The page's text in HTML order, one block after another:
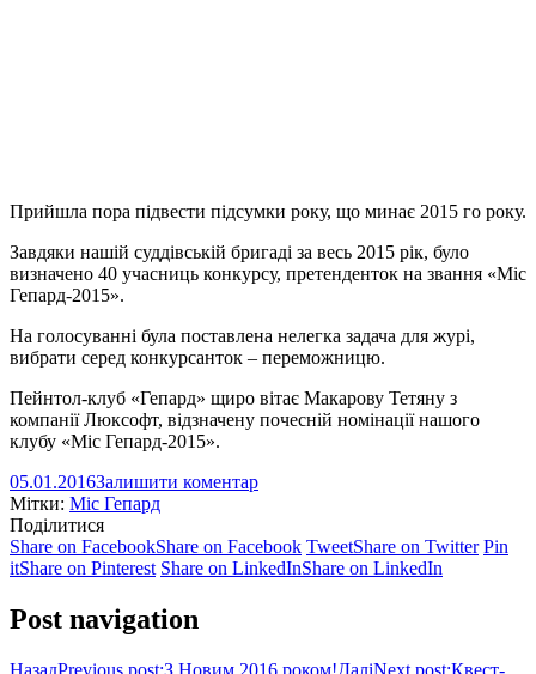
Прийшла пора підвести підсумки року, що минає 2015 го року.
Завдяки нашій суддівській бригаді за весь 2015 рік, було
визначено 40 учасниць конкурсу, претенденток на звання «Міс
Гепард-2015».
На голосуванні була поставлена нелегка задача для журі,
вибрати серед конкурсанток – переможницю.
Пейнтол-клуб «Гепард» щиро вітає Макарову Тетяну з
компанії Люксофт, відзначену почесній номінації нашого
клубу «Міс Гепард-2015».
05.01.2016Залишити коментар
Мітки: Міс Гепард
Поділитися
Share on FacebookShare on Facebook TweetShare on Twitter Pin
itShare on Pinterest Share on LinkedInShare on LinkedIn
Post navigation
НазадPrevious post:З Новим 2016 роком!ДаліNext post:Квест-